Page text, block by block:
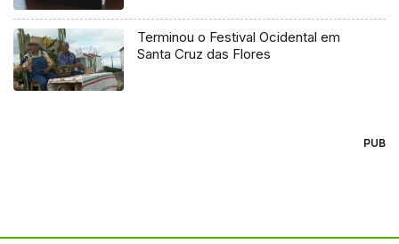
Terminou o Festival Ocidental em
Santa Cruz das Flores
PUB